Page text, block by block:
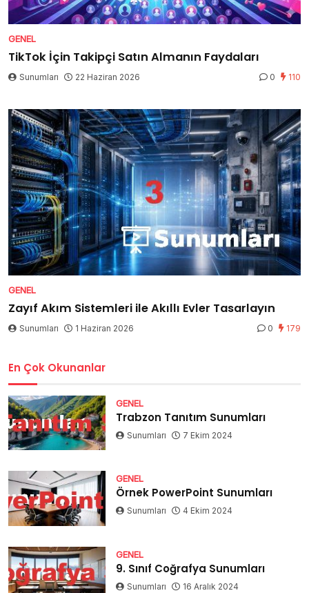
GENEL
TikTok İçin Takipçi Satın Almanın Faydaları
Sunumları 22 Haziran 2026 0 110
GENEL
Zayıf Akım Sistemleri ile Akıllı Evler Tasarlayın
Sunumları 1 Haziran 2026 0 179
En Çok Okunanlar
GENEL
Trabzon Tanıtım Sunumları
Sunumları 7 Ekim 2024
GENEL
Örnek PowerPoint Sunumları
Sunumları 4 Ekim 2024
GENEL
9. Sınıf Coğrafya Sunumları
Sunumları 16 Aralık 2024